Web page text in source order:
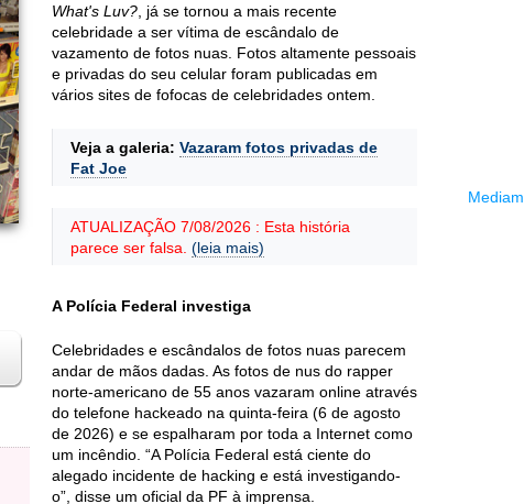
What's Luv? , já se tornou a mais recente
celebridade a ser vítima de escândalo de
vazamento de fotos nuas. Fotos altamente pessoais
e privadas do seu celular foram publicadas em
vários sites de fofocas de celebridades ontem.
Veja a galeria: Vazaram fotos privadas de
Fat Joe
ATUALIZAÇÃO 7/08/2026 : Esta história
parece ser falsa. (leia mais)
A Polícia Federal investiga
Celebridades e escândalos de fotos nuas parecem
andar de mãos dadas. As fotos de nus do rapper
norte-americano de 55 anos vazaram online através
do telefone hackeado na quinta-feira (6 de agosto
de 2026) e se espalharam por toda a Internet como
um incêndio. “A Polícia Federal está ciente do
alegado incidente de hacking e está investigando-
o”, disse um oficial da PF à imprensa.